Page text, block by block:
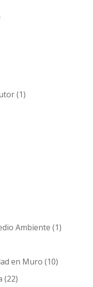
(1)
Ambiente (1)
en Muro (10)
(22)